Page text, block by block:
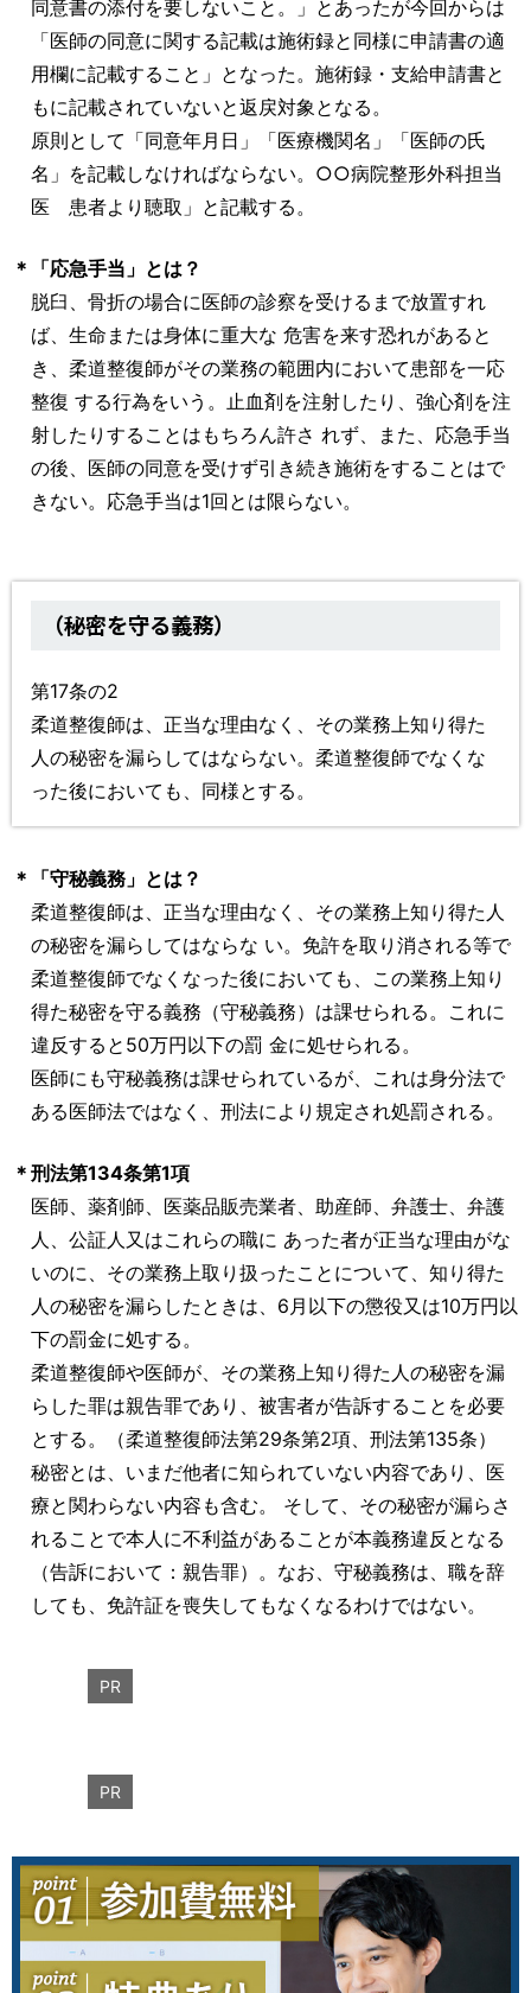
同意書の添付を要しないこと。」とあったが今回からは
「医師の同意に関する記載は施術録と同様に申請書の適
用欄に記載すること」となった。施術録・支給申請書と
もに記載されていないと返戻対象となる。
原則として「同意年月日」「医療機関名」「医師の氏
名」を記載しなければならない。○○病院整形外科担当
医 患者より聴取」と記載する。
＊
「応急手当」とは？
脱臼、骨折の場合に医師の診察を受けるまで放置すれ
ば、生命または身体に重大な 危害を来す恐れがあると
き、柔道整復師がその業務の範囲内において患部を一応
整復 する行為をいう。止血剤を注射したり、強心剤を注
射したりすることはもちろん許さ れず、また、応急手当
の後、医師の同意を受けず引き続き施術をすることはで
きない。応急手当は1回とは限らない。
（秘密を守る義務）
第17条の2
柔道整復師は、正当な理由なく、その業務上知り得た
人の秘密を漏らしてはならない。柔道整復師でなくな
った後においても、同様とする。
＊
「守秘義務」とは？
柔道整復師は、正当な理由なく、その業務上知り得た人
の秘密を漏らしてはならな い。免許を取り消される等で
柔道整復師でなくなった後においても、この業務上知り
得た秘密を守る義務（守秘義務）は課せられる。これに
違反すると50万円以下の罰 金に処せられる。
医師にも守秘義務は課せられているが、これは身分法で
ある医師法ではなく、刑法により規定され処罰される。
＊ 刑法第134条第1項
医師、薬剤師、医薬品販売業者、助産師、弁護士、弁護
人、公証人又はこれらの職に あった者が正当な理由がな
いのに、その業務上取り扱ったことについて、知り得た
人の秘密を漏らしたときは、6月以下の懲役又は10万円以
下の罰金に処する。
柔道整復師や医師が、その業務上知り得た人の秘密を漏
らした罪は親告罪であり、被害者が告訴することを必要
とする。（柔道整復師法第29条第2項、刑法第135条）
秘密とは、いまだ他者に知られていない内容であり、医
療と関わらない内容も含む。 そして、その秘密が漏らさ
れることで本人に不利益があることが本義務違反となる
（告訴において：親告罪）。なお、守秘義務は、職を辞
しても、免許証を喪失してもなくなるわけではない。
PR
PR